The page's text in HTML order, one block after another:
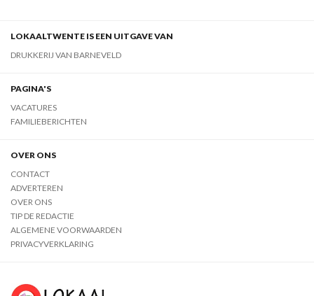
LOKAALTWENTE IS EEN UITGAVE VAN
DRUKKERIJ VAN BARNEVELD
PAGINA'S
VACATURES
FAMILIEBERICHTEN
OVER ONS
CONTACT
ADVERTEREN
OVER ONS
TIP DE REDACTIE
ALGEMENE VOORWAARDEN
PRIVACYVERKLARING